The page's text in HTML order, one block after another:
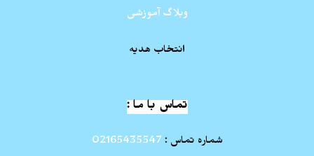
وبلاگ آموزشی
انتخاب هدیه
تماس با ما :
شماره تماس : 02165435547